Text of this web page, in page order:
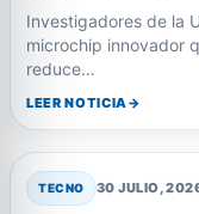
Investigadores de la
microchip innovador
reduce…
LEER NOTICIA
TECNO 30 JULIO,